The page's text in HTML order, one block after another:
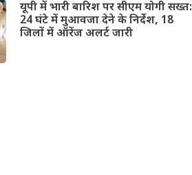
यूपी में भारी बारिश पर सीएम योगी सख्त:
24 घंटे में मुआवजा देने के निर्देश, 18
जिलों में ऑरेंज अलर्ट जारी